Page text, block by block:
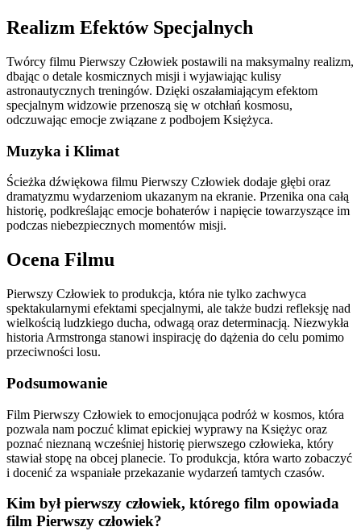
Realizm Efektów Specjalnych
Twórcy filmu Pierwszy Człowiek postawili na maksymalny realizm,
dbając o detale kosmicznych misji i wyjawiając kulisy
astronautycznych treningów. Dzięki oszałamiającym efektom
specjalnym widzowie przenoszą się w otchłań kosmosu,
odczuwając emocje związane z podbojem Księżyca.
Muzyka i Klimat
Ścieżka dźwiękowa filmu Pierwszy Człowiek dodaje głębi oraz
dramatyzmu wydarzeniom ukazanym na ekranie. Przenika ona całą
historię, podkreślając emocje bohaterów i napięcie towarzyszące im
podczas niebezpiecznych momentów misji.
Ocena Filmu
Pierwszy Człowiek to produkcja, która nie tylko zachwyca
spektakularnymi efektami specjalnymi, ale także budzi refleksję nad
wielkością ludzkiego ducha, odwagą oraz determinacją. Niezwykła
historia Armstronga stanowi inspirację do dążenia do celu pomimo
przeciwności losu.
Podsumowanie
Film Pierwszy Człowiek to emocjonująca podróż w kosmos, która
pozwala nam poczuć klimat epickiej wyprawy na Księżyc oraz
poznać nieznaną wcześniej historię pierwszego człowieka, który
stawiał stopę na obcej planecie. To produkcja, która warto zobaczyć
i docenić za wspaniałe przekazanie wydarzeń tamtych czasów.
Kim był pierwszy człowiek, którego film opowiada
film Pierwszy człowiek?